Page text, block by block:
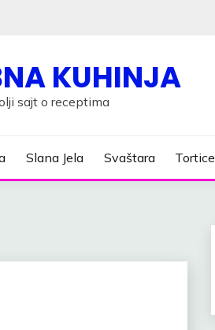
KUHINJA
sajt o receptima
Slana Jela Svaštara Tortice